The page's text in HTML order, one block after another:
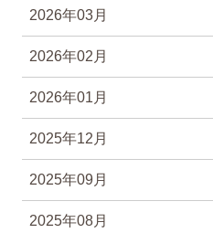
2026年03月
2026年02月
2026年01月
2025年12月
2025年09月
2025年08月